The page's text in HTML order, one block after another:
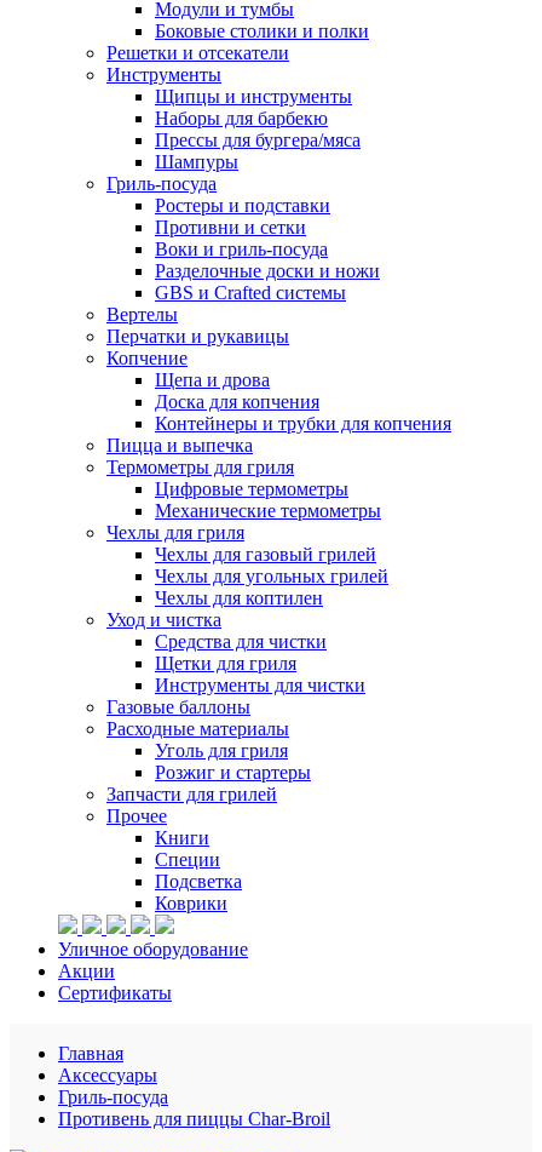
Модули и тумбы
Боковые столики и полки
Решетки и отсекатели
Инструменты
Щипцы и инструменты
Наборы для барбекю
Прессы для бургера/мяса
Шампуры
Гриль-посуда
Ростеры и подставки
Противни и сетки
Воки и гриль-посуда
Разделочные доски и ножи
GBS и Crafted системы
Вертелы
Перчатки и рукавицы
Копчение
Щепа и дрова
Доска для копчения
Контейнеры и трубки для копчения
Пицца и выпечка
Термометры для гриля
Цифровые термометры
Механические термометры
Чехлы для гриля
Чехлы для газовый грилей
Чехлы для угольных грилей
Чехлы для коптилен
Уход и чистка
Средства для чистки
Щетки для гриля
Инструменты для чистки
Газовые баллоны
Расходные материалы
Уголь для гриля
Розжиг и стартеры
Запчасти для грилей
Прочее
Книги
Специи
Подсветка
Коврики
Уличное оборудование
Акции
Сертификаты
Главная
Аксессуары
Гриль-посуда
Противень для пиццы Char-Broil